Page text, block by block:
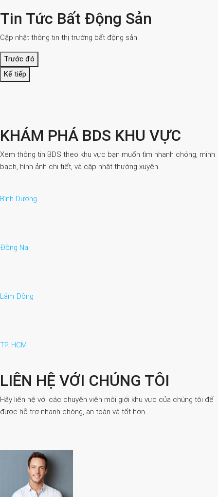
Tin Tức Bất Động Sản
Cập nhật thông tin thị trường bất động sản
Trước đó
Kế tiếp
KHÁM PHÁ BDS KHU VỰC
Xem thông tin BDS theo khu vực bạn muốn tìm nhanh chóng, minh
bạch, hình ảnh chi tiết, và cập nhật thường xuyên.
Bình Dương
Đồng Nai
Lâm Đồng
TP. HCM
LIÊN HỆ VỚI CHÚNG TÔI
Hãy liên hệ với các chuyên viên môi giới khu vực của chúng tôi để
được hỗ trợ nhanh chóng, an toàn và tốt hơn.